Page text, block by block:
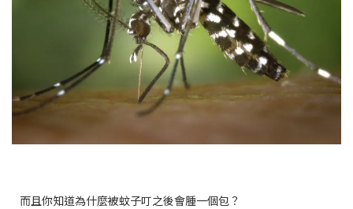
而且你知道為什麼被蚊子叮之後會腫一個包？